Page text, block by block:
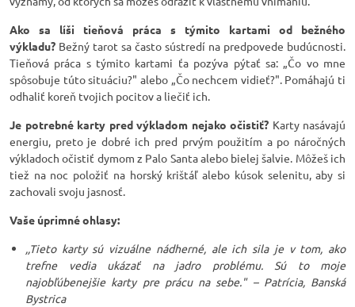
Ako sa líši tieňová práca s týmito kartami od bežného
výkladu? Bežný tarot sa často sústredí na predpovede budúcnosti.
Tieňová práca s týmito kartami ťa pozýva pýtať sa: „Čo vo mne
spôsobuje túto situáciu?" alebo „Čo nechcem vidieť?". Pomáhajú ti
odhaliť koreň tvojich pocitov a liečiť ich.
Je potrebné karty pred výkladom nejako očistiť? Karty nasávajú
energiu, preto je dobré ich pred prvým použitím a po náročných
výkladoch očistiť dymom z Palo Santa alebo bielej šalvie. Môžeš ich
tiež na noc položiť na horský krištáľ alebo kúsok selenitu, aby si
zachovali svoju jasnosť.
Vaše úprimné ohlasy:
,,Tieto karty sú vizuálne nádherné, ale ich sila je v tom, ako
trefne vedia ukázať na jadro problému. Sú to moje
najobľúbenejšie karty pre prácu na sebe." – Patrícia, Banská
Bystrica